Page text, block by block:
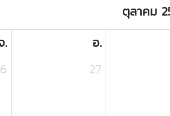
ตุลาคม
. อ.
27